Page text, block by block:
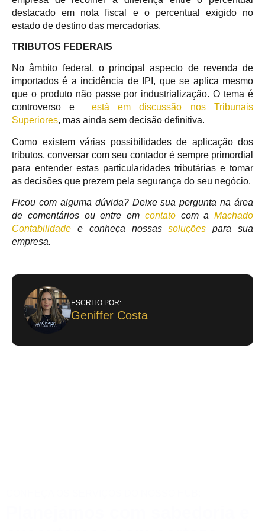
destacado em nota fiscal e o percentual exigido no
estado de destino das mercadorias.
TRIBUTOS FEDERAIS
No âmbito federal, o principal aspecto de revenda de
importados é a incidência de IPI, que se aplica mesmo
que o produto não passe por industrialização. O tema é
controverso e está em discussão nos Tribunais
Superiores, mas ainda sem decisão definitiva.
Como existem várias possibilidades de aplicação dos
tributos, conversar com seu contador é sempre primordial
para entender estas particularidades tributárias e tomar
as decisões que prezem pela segurança do seu negócio.
Ficou com alguma dúvida? Deixe sua pergunta na área
de comentários ou entre em contatocom a Machado
Contabilidade e conheça nossassoluções para sua
empresa.
ESCRITO POR:
Geniffer Costa